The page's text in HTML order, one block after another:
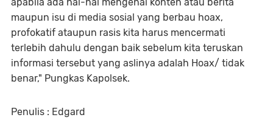
maupun isu di media sosial yang berbau hoax,
profokatif ataupun rasis kita harus mencermati
terlebih dahulu dengan baik sebelum kita teruskan
informasi tersebut yang aslinya adalah Hoax/ tidak
benar," Pungkas Kapolsek.
Penulis : Edgard